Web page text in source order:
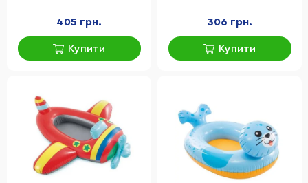
405 грн.
Купити
306 грн.
Купити